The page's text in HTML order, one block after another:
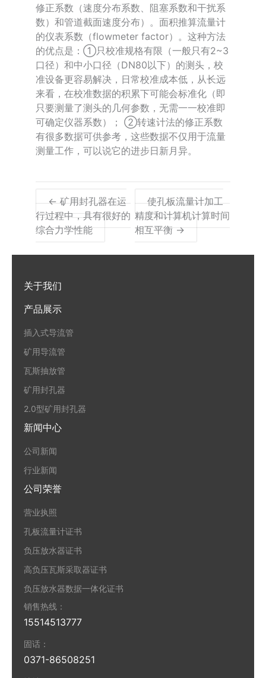
修正系数（速度分布系数、阻塞系数和干扰系
数）和管道截面速度分布）。面积推算流量计
的仪表系数（flowmeter factor）。这种方法
的优点是：①只校准规格有限（一般只有2~3
口径）和中小口径（DN80以下）的测头，校
准设备更容易解决，日常校准成本低，从长远
来看，在校准数据的积累下可能会标准化（即
只要测量了测头的几何参数，无需一一校准即
可确定仪器系数）； ②转速计法的修正系数
有很多数据可供参考，这些数据不仅用于流量
测量工作，可以说它的进步日新月异。
← 矿用封孔器在运
行过程中，具有很好的
综合力学性能
使孔板流量计加工
精度和计算机计算时间
相互平衡 →
关于我们
产品展示
插入式导流管
矿用导流管
瓦斯抽放管
矿用封孔器
2.0型矿用封孔器
新闻中心
公司新闻
行业新闻
公司荣誉
营业执照
孔板流量计证书
负压放水器证书
高负压瓦斯采取器证书
负压放水器数据一体化证书
销售热线：
15514513777
固话：
0371-86508251